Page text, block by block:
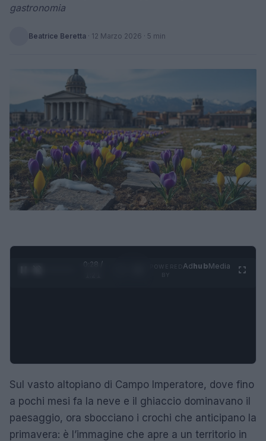
gastronomia
Beatrice Beretta · 12 Marzo 2026 · 5 min
0:29 /
AdhubMedia
Sul vasto altopiano di Campo Imperatore, dove fino
a pochi mesi fa la neve e il ghiaccio dominavano il
paesaggio, ora sbocciano i crochi che anticipano la
primavera: è l’immagine che apre a un territorio in